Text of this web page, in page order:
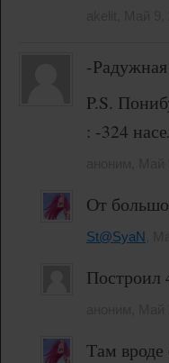
-
P.S.
: -324
От
St@SyaN
Построил
Там вроде